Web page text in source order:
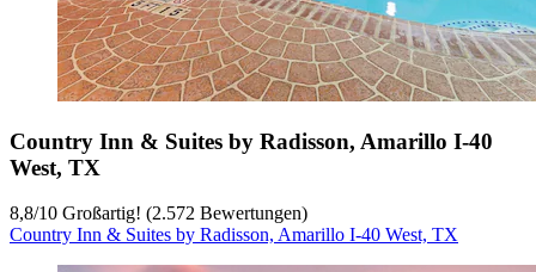
Country Inn & Suites by Radisson, Amarillo I-40
West, TX
8,8/10 Großartig! (2.572 Bewertungen)
Country Inn & Suites by Radisson, Amarillo I-40 West, TX